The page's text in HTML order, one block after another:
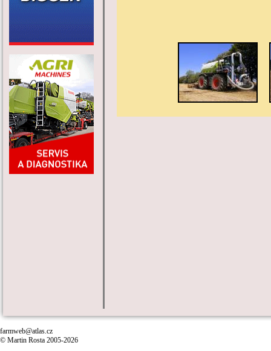
farmweb@atlas.cz
© Martin Rosta 2005-2026